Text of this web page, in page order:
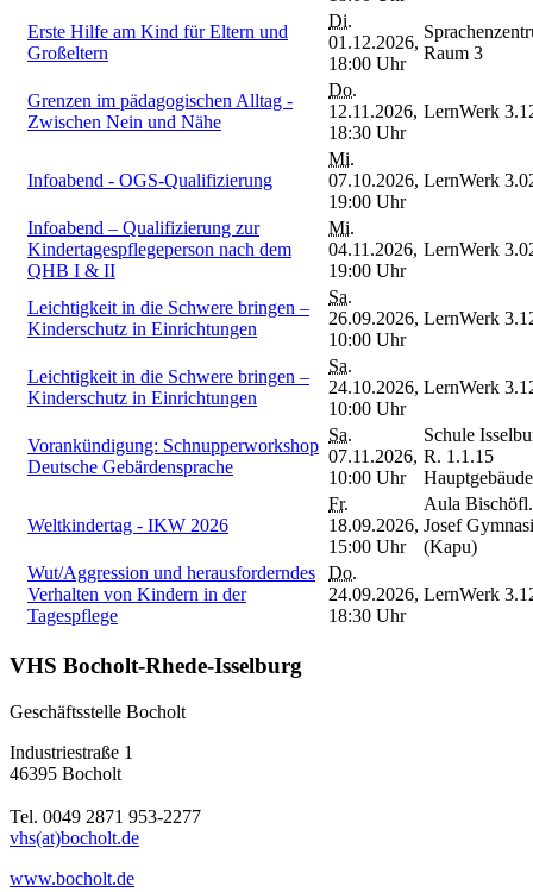
Erste Hilfe am Kind für Eltern und
Großeltern
Di.
01.12.2026,
18:00 Uhr
Raum 3
Grenzen im pädagogischen Alltag -
Zwischen Nein und Nähe
Do.
12.11.2026,
18:30 Uhr
LernWerk
Infoabend - OGS-Qualifizierung
Mi.
07.10.2026,
19:00 Uhr
LernWerk
Infoabend – Qualifizierung zur
Kindertagespflegeperson nach dem
QHB I & II
Mi.
04.11.2026,
19:00 Uhr
LernWerk
Leichtigkeit in die Schwere bringen –
Kinderschutz in Einrichtungen
Sa.
26.09.2026,
10:00 Uhr
LernWerk
Leichtigkeit in die Schwere bringen –
Kinderschutz in Einrichtungen
Sa.
24.10.2026,
10:00 Uhr
LernWerk
Vorankündigung: Schnupperworkshop
Deutsche Gebärdensprache
Sa.
07.11.2026,
10:00 Uhr
Schule
R. 1.1.15
Hauptgebäude
Weltkindertag - IKW 2026
Fr.
18.09.2026,
15:00 Uhr
Aula
Josef
(Kapu)
Wut/Aggression und herausforderndes
Verhalten von Kindern in der
Tagespflege
Do.
24.09.2026,
18:30 Uhr
LernWerk
VHS Bocholt-Rhede-Isselburg
Geschäftsstelle Bocholt
Industriestraße 1
46395 Bocholt
Tel. 0049 2871 953-2277
vhs(at)bocholt.de
www.bocholt.de